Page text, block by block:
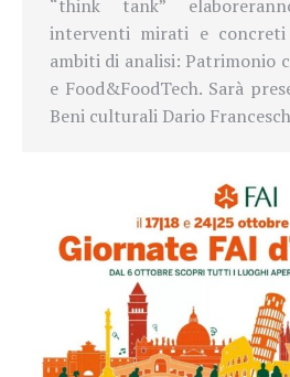
“think tank”
interventi mirati e
ambiti di analisi: Patrimonio
e Food&FoodTech. Sarà
Beni culturali Dario